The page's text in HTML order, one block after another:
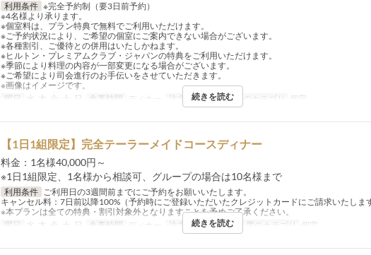
利用条件 ※完全予約制（要3日前予約）
※4名様より承ります。
※個室料は、プラン特典で無料でご利用いただけます。
※ご予約状況により、ご希望の個室にご案内できない場合がございます。
※各種割引、ご優待との併用はいたしかねます。
※ヒルトン・プレミアムクラブ・ジャパンの特典をご利用いただけます。
※季節により料理の内容が一部変更になる場合がございます。
※ご希望により司会進行のお手伝いをさせていただきます。
※画像はイメージです。
曜日
水, 木, 金, 土, 日 食事時間 ディナー 注文数制限 4 ~ 席のカテゴリ 個室
続きを読む
【1日1組限定】完全テーラーメイドコースディナー
料金：1名様40,000円～
※1日1組限定、1名様から相談可、グループの場合は10名様まで
利用条件 ご利用日の3週間前までにご予約をお願いいたします。
キャンセル料：7日前以降100%（予約時にご登録いただいたクレジットカードにご請求いたしま
※本プランは全ての特典・割引対象外となりますことを予めご了承ください。
曜日
水, 木, 金, 土, 日 食事時間 ディナー 注文数制限 1 ~ 10 席のカテゴリ 個室
続きを読む